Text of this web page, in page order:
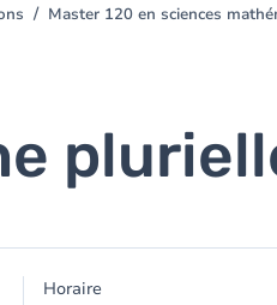
Master 120 en sciences
Horaire